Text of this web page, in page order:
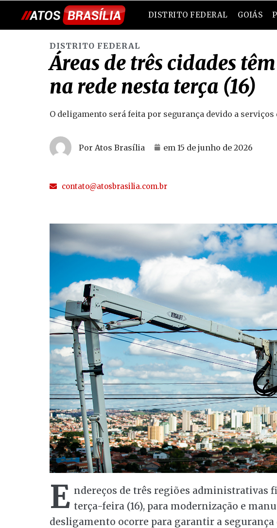
DISTRITO FEDERAL GOIÁS
DISTRITO FEDERAL
Áreas de três cidades
na rede nesta terça (16)
O deligamento será feita por segurança devido a
Por Atos Brasília em 15 de junho de 2026
contato@atosbrasilia.com.br
E ndereços de três regiões administrativas
terça-feira (16), para modernização e
desligamento ocorre para garantir a segurança